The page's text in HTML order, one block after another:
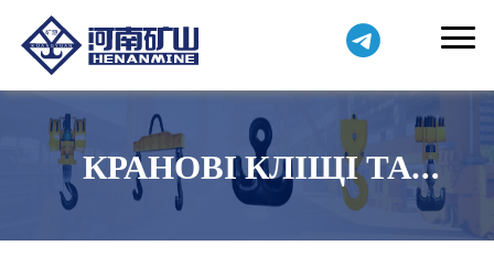
КРАНОВІ КЛІЩІ ТА
ЗАТИСКАЧІ